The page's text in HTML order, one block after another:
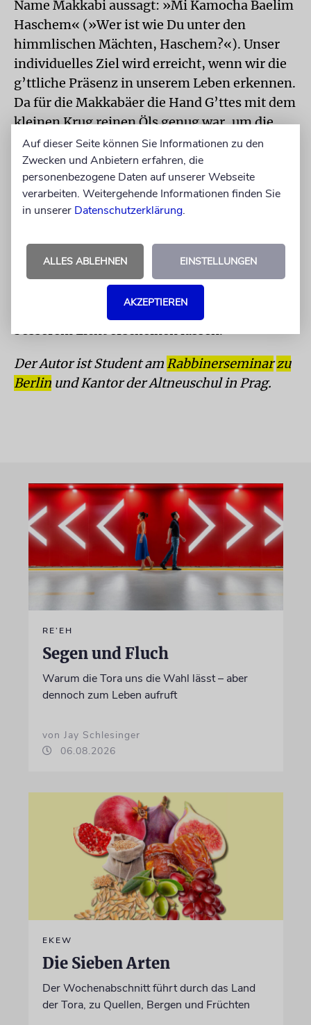
Name Makkabi aussagt: »Mi Kamocha Baelim
Haschem« (»Wer ist wie Du unter den
himmlischen Mächten, Haschem?«). Unser
individuelles Ziel wird erreicht, wenn wir die
g’ttliche Präsenz in unserem Leben erkennen.
Da für die Makkabäer die Hand G’ttes mit dem
kleinen Krug reinen Öls genug war, um die
Chanukkiazuentzünden, sollten wir die
Präsenz G’ttes im Alltag erkennen und ihre
kleinen »Wunder« sehen.
Wenn wir die essenziellen Anliegen des
wahrheitsgemäßen Weise
Chanukkialichter ein viel besseres Licht auf
unsere Umgebung werfen – und auch uns in
Der Autor ist Student am Rabbinerseminar zu
Berlin und Kantor der Altneuschul in Prag.
RE’EH
Segen und Fluch
Warum die Tora uns die Wahl lässt – aber
dennoch zum Leben aufruft
von Jay Schlesinger
06.08.2026
EKEW
Die Sieben Arten
Der Wochenabschnitt führt durch das Land
der Tora, zu Quellen, Bergen und Früchten
Auf dieser Seite können Sie Informationen zu den
Zwecken und Anbietern erfahren, die
personenbezogene Daten auf unserer Webseite
verarbeiten. Weitergehende Informationen finden Sie
in unserer Datenschutzerklärung.
ALLES ABLEHNEN EINSTELLUNGEN
AKZEPTIEREN